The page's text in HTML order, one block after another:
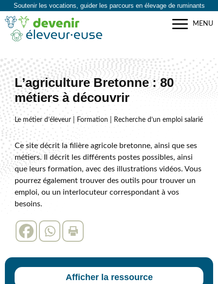
Soutenir les vocations, guider les parcours en élevage de ruminants
MENU
L’agriculture Bretonne : 80
métiers à découvrir
Le métier d’éleveur | Formation | Recherche d’un emploi salarié
Ce site décrit la filière agricole bretonne, ainsi que ses
métiers. Il décrit les différents postes possibles, ainsi
que leurs formation, avec des illustrations vidéos. Vous
pourrez également trouver des outils pour trouver un
emploi, ou un interlocuteur correspondant à vos
besoins.
Afficher la ressource